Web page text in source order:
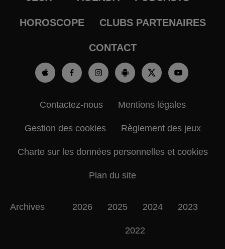
HOROSCOPE CLUBS PARTENAIRES
CONTACT
Contactez-nous Mentions légales
Gestion des cookies Règlement des jeux
Charte sur les données personnelles et cookies
Plan du site
Archives 2026 2025 2024 2023
2022